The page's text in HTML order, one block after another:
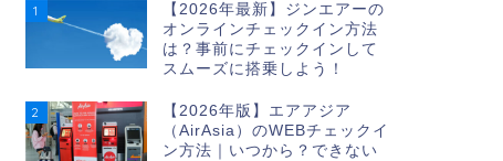
1
【2026年最新】ジンエアーの
オンラインチェックイン方法
は？事前にチェックインして
スムーズに搭乗しよう！
2
【2026年版】エアアジア
（AirAsia）のWEBチェックイ
ン方法｜いつから？できない